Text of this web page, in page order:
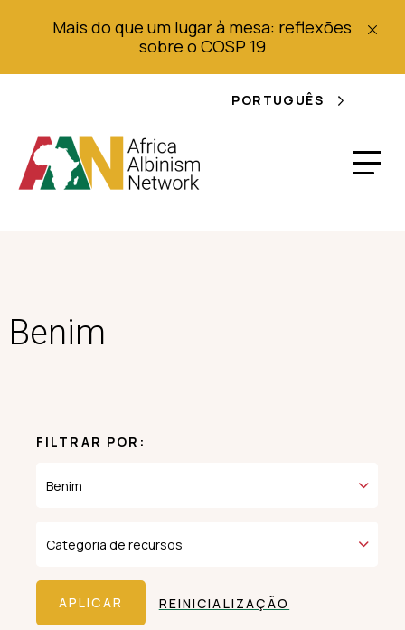
Mais do que um lugar à mesa: reflexões
sobre o COSP 19
PORTUGUÊS
Benim
FILTRAR POR:
REINICIALIZAÇÃO